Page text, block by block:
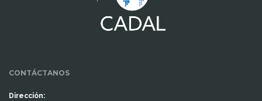
CONTÁCTANOS
Dirección: